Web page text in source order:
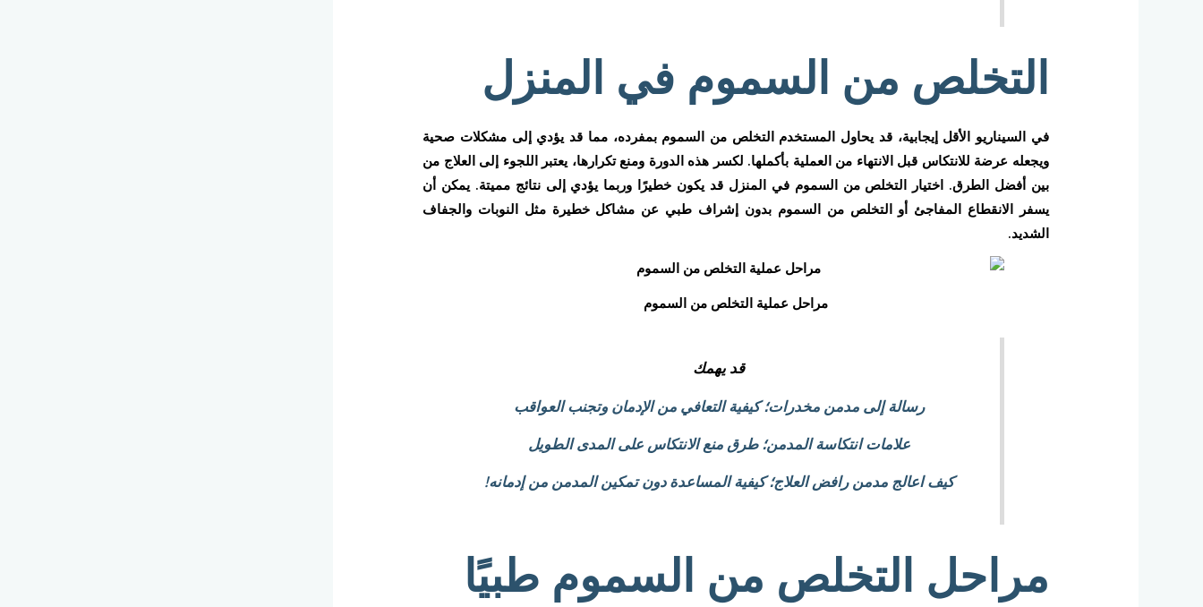
التخلص من السموم في المنزل
في السيناريو الأقل إيجابية، قد يحاول المستخدم التخلص من السموم بمفرده، مما قد يؤدي إلى مشكلات صحية
ويجعله عرضة للانتكاس قبل الانتهاء من العملية بأكملها. لكسر هذه الدورة ومنع تكرارها، يعتبر اللجوء إلى العلاج من
بين أفضل الطرق. اختيار التخلص من السموم في المنزل قد يكون خطيرًا وربما يؤدي إلى نتائج مميتة. يمكن أن
يسفر الانقطاع المفاجئ أو التخلص من السموم بدون إشراف طبي عن مشاكل خطيرة مثل النوبات والجفاف
الشديد.
مراحل عملية التخلص من السموم
قد يهمك
رسالة إلى مدمن مخدرات؛ كيفية التعافي من الإدمان وتجنب العواقب
علامات انتكاسة المدمن؛ طرق منع الانتكاس على المدى الطويل
كيف اعالج مدمن رافض العلاج؛ كيفية المساعدة دون تمكين المدمن من إدمانه!
مراحل التخلص من السموم طبيًا